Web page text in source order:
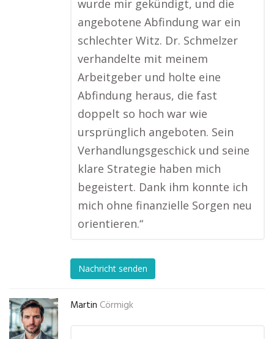
wurde mir gekündigt, und die
angebotene Abfindung war ein
schlechter Witz. Dr. Schmelzer
verhandelte mit meinem
Arbeitgeber und holte eine
Abfindung heraus, die fast
doppelt so hoch war wie
ursprünglich angeboten. Sein
Verhandlungsgeschick und seine
klare Strategie haben mich
begeistert. Dank ihm konnte ich
mich ohne finanzielle Sorgen neu
orientieren.“
Nachricht senden
Martin Cörmigk